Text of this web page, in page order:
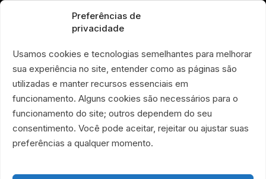
Preferências de
privacidade
Usamos cookies e tecnologias semelhantes para melhorar
sua experiência no site, entender como as páginas são
utilizadas e manter recursos essenciais em
funcionamento. Alguns cookies são necessários para o
funcionamento do site; outros dependem do seu
consentimento. Você pode aceitar, rejeitar ou ajustar suas
preferências a qualquer momento.
+55 21 99028-9090
ONG É POR AMOR
Manguinhos • Rio de Janeiro, Brasilien
SECONDHAND-LADEN É POR AMOR
Geschäfte 719 und 720
Copacabana • Rio de Janeiro, Brasilien